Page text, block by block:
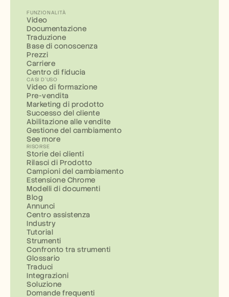
FUNZIONALITÀ
Video
Documentazione
Traduzione
Base di conoscenza
Prezzi
Carriere
Centro di fiducia
CASI D'USO
Video di formazione
Pre-vendita
Marketing di prodotto
Successo del cliente
Abilitazione alle vendite
Gestione del cambiamento
See more
RISORSE
Storie dei clienti
Rilasci di Prodotto
Campioni del cambiamento
Estensione Chrome
Modelli di documenti
Blog
Annunci
Centro assistenza
Industry
Tutorial
Strumenti
Confronto tra strumenti
Glossario
Traduci
Integrazioni
Soluzione
Domande frequenti